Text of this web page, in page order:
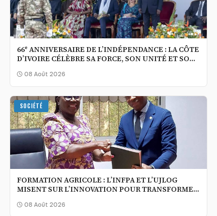
66ᵉ ANNIVERSAIRE DE L’INDÉPENDANCE : LA CÔTE
D’IVOIRE CÉLÈBRE SA FORCE, SON UNITÉ ET SON
08 Août 2026
SOCIÉTÉ
FORMATION AGRICOLE : L’INFPA ET L’UJLOG
MISENT SUR L’INNOVATION POUR TRANSFORMER
08 Août 2026